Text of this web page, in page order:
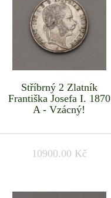
Stříbrný 2 Zlatník
Františka Josefa I. 1870
A - Vzácný!
10900.00 Kč